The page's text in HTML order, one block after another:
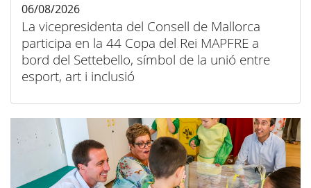
La vicepresidenta del Consell de Mallorca
participa en la 44 Copa del Rei MAPFRE a
bord del Settebello, símbol de la unió entre
esport, art i inclusió
06/08/2026